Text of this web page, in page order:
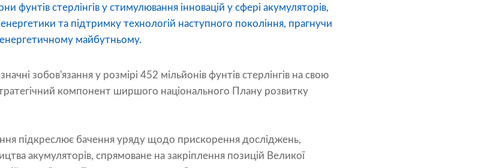
фунтів стерлінгів у стимулювання інновацій у сфері акумуляторів,
енергетики та підтримку технологій наступного покоління, прагнучи
майбутньому.
зобов'язання у розмірі 452 мільйонів фунтів стерлінгів на свою
компонент ширшого національного Плану розвитку
підкреслює бачення уряду щодо прискорення досліджень,
акумуляторів, спрямоване на закріплення позицій Великої